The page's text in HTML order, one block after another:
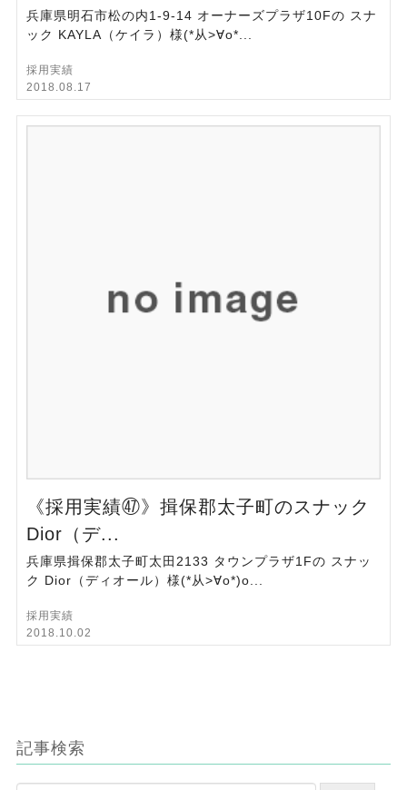
兵庫県明石市松の内1-9-14 オーナーズプラザ10Fの スナ
ック KAYLA（ケイラ）様(*从>∀o*...
採用実績
2018.08.17
《採用実績㊼》揖保郡太子町のスナック
Dior（デ...
兵庫県揖保郡太子町太田2133 タウンプラザ1Fの スナッ
ク Dior（ディオール）様(*从>∀o*)o...
採用実績
2018.10.02
記事検索